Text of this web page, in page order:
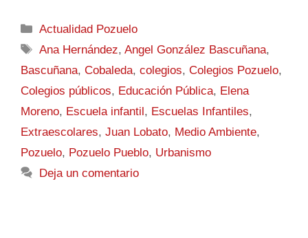
Actualidad Pozuelo
Ana Hernández,Angel González Bascuñana,
Bascuñana, Cobaleda, colegios, Colegios Pozuelo,
Colegios públicos, Educación Pública, Elena
Moreno, Escuela infantil, Escuelas Infantiles,
Extraescolares, Juan Lobato, Medio Ambiente,
Pozuelo, Pozuelo Pueblo, Urbanismo
Deja un comentario